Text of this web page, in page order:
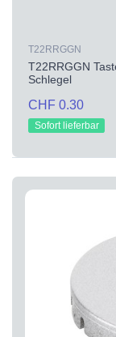
T22RRGGN
T22RRGGN
Schlegel
CHF 0.30
Sofort lieferbar